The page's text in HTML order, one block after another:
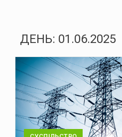
ДЕНЬ: 01.06.2025